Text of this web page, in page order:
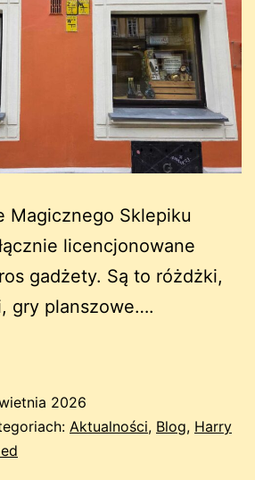
Magicznego Sklepiku
licencjonowane
gadżety. Są to różdżki,
gry planszowe….
2026
Aktualności, Blog, Harry